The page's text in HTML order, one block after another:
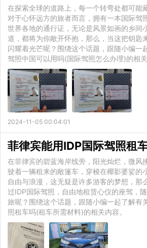
在探索全球的道路上，每一个转弯处都可能
对于心怀远方的旅者而言，拥有一本国际驾
世界各地的通行证，无论是风景如画的乡间
道，都将为你敞开怀抱，那么，当这把钥匙
闪耀着光芒呢？围绕这个话题，跟随小编一
驾照中国可以用吗(国际驾照怎么办理)的相关
2024-11-05 00:04:01
在菲律宾的碧蓝海岸线旁，阳光灿烂，微风
驶着一辆租来的敞篷车，穿梭在椰影婆娑的
自由与浪漫，这无疑是许多游客的梦想，那
过IDP国际驾照，自由地租赁心仪的座驾，
旅呢？围绕这个话题，跟随小编一起了解有
照租车吗(租车所需材料)的相关内容。